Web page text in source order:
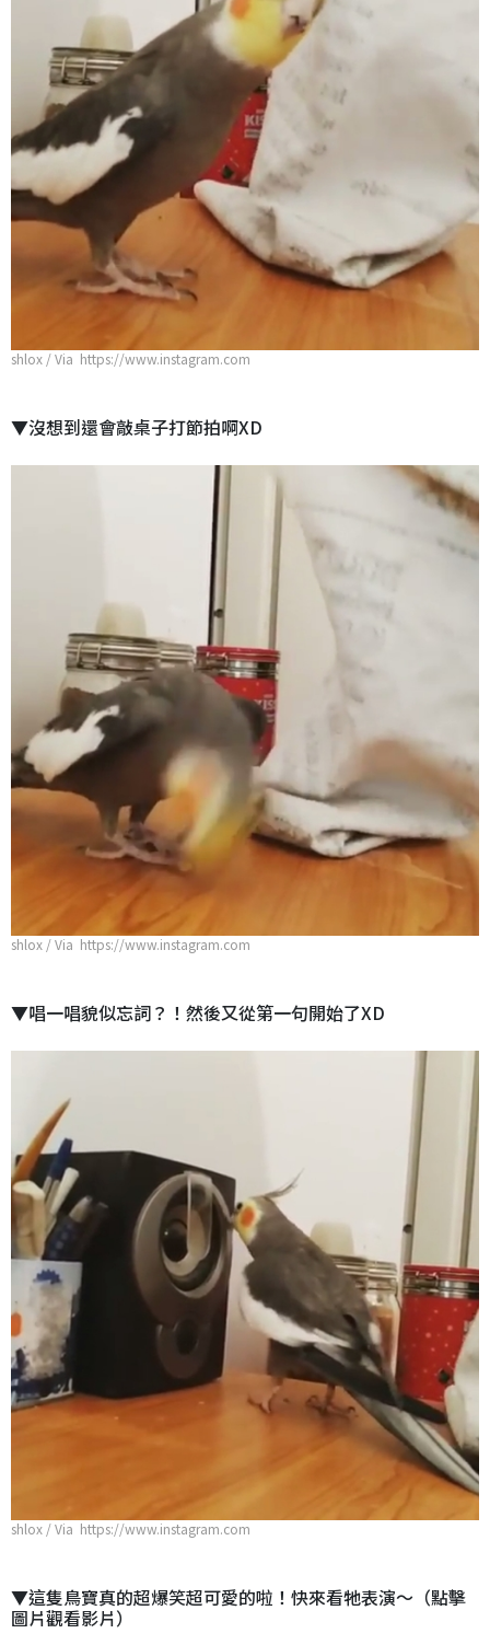
shlox / Via https://www.instagram.com
▼沒想到還會敲桌子打節拍啊XD
shlox / Via https://www.instagram.com
▼唱一唱貌似忘詞？！然後又從第一句開始了XD
shlox / Via https://www.instagram.com
▼這隻鳥寶真的超爆笑超可愛的啦！快來看牠表演～（點擊
圖片觀看影片）